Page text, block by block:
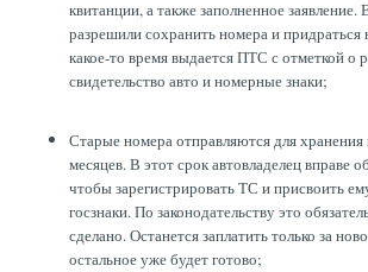
квитанции, а также заполненное
разрешили сохранить номера и придраться
какое-то время выдается ПТС с отметкой о
свидетельство авто и номерные знаки;
Старые номера отправляются для
месяцев. В этот срок автовладелец вправе
чтобы зарегистрировать ТС и присвоить
госзнаки. По законодательству это
сделано. Останется заплатить только за
остальное уже будет готово;